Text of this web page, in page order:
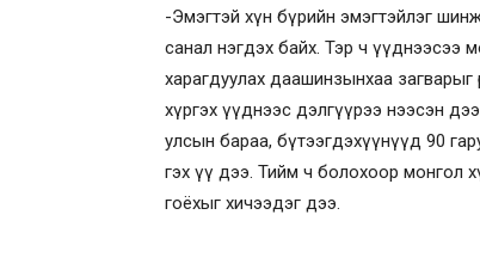
-Эмэгтэй хүн бүрийн эмэгтэйлэг
санал нэгдэх байх. Тэр ч үүднээсээ
харагдуулах даашинзынхаа загварыг
хүргэх үүднээс дэлгүүрээ нээсэн
улсын бараа, бүтээгдэхүүнүүд 90
гэх үү дээ. Тийм ч болохоор монгол
гоёхыг хичээдэг дээ.